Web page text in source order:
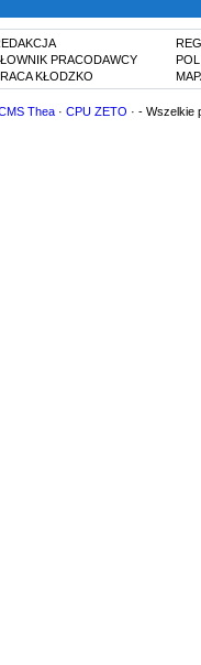
PRACODAWCY
KŁODZKO
Thea · CPU ZETO · - Wszelkie